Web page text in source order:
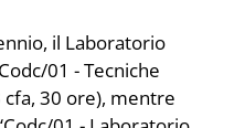
il Laboratorio
01 - Tecniche
cfa, 30 ore), mentre